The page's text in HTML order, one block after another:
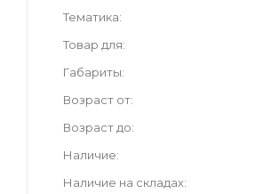
Тематика
Товар для
Габариты
Возраст от
Возраст до
Наличие
Наличие на складах